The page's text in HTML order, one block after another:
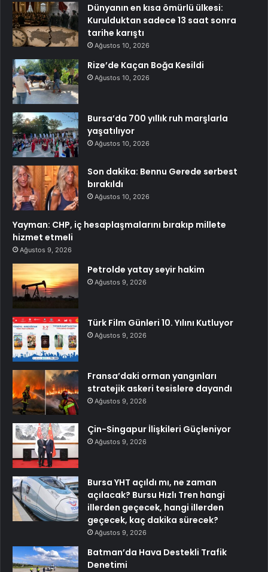
Dünyanın en kısa ömürlü ülkesi:
Kurulduktan sadece 13 saat sonra
tarihe karıştı
Ağustos 10, 2026
Rize’de Kaçan Boğa Kesildi
Ağustos 10, 2026
Bursa’da 700 yıllık ruh marşlarla
yaşatılıyor
Ağustos 10, 2026
Son dakika: Bennu Gerede serbest
bırakıldı
Ağustos 10, 2026
Yayman: CHP, iç hesaplaşmalarını bırakıp millete
hizmet etmeli
Ağustos 9, 2026
Petrolde yatay seyir hakim
Ağustos 9, 2026
Türk Film Günleri 10. Yılını Kutluyor
Ağustos 9, 2026
Fransa’daki orman yangınları
stratejik askeri tesislere dayandı
Ağustos 9, 2026
Çin-Singapur İlişkileri Güçleniyor
Ağustos 9, 2026
Bursa YHT açıldı mı, ne zaman
açılacak? Bursu Hızlı Tren hangi
illerden geçecek, hangi illerden
geçecek, kaç dakika sürecek?
Ağustos 9, 2026
Batman’da Hava Destekli Trafik
Denetimi